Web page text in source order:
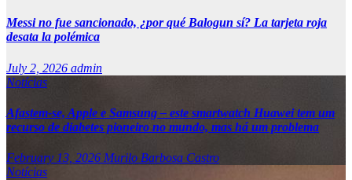
Messi no fue sancionado, ¿por qué Balogun sí? La tarjeta roja
desata la polémica
July 2, 2026 admin
Notícias
Afastem-se, Apple e Samsung – este smartwatch Huawei tem um
recurso de diabetes pioneiro no mundo, mas há um problema
February 13, 2026 Murilo Barbosa Castro
Notícias